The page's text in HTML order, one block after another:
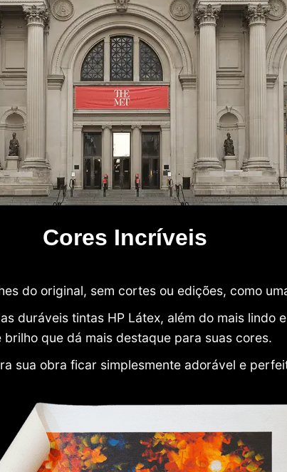
Cores Incríveis
do original, sem cortes ou edições, como
duráveis tintas HP Látex, além do mais lindo
brilho que dá mais destaque para suas cores.
sua obra ficar simplesmente adorável e